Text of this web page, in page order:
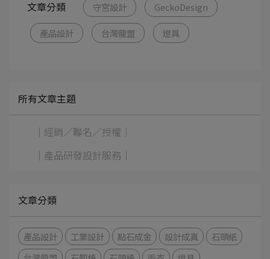
文章分類 守宮設計 GeckoDesign
產品設計 台灣龍盟 燈具
所有文章主題
｜經銷／聯名／授權｜
｜產品研發設計服務｜
文章分類
產品設計 工業設計 點石成金 設計成真
石頭紙